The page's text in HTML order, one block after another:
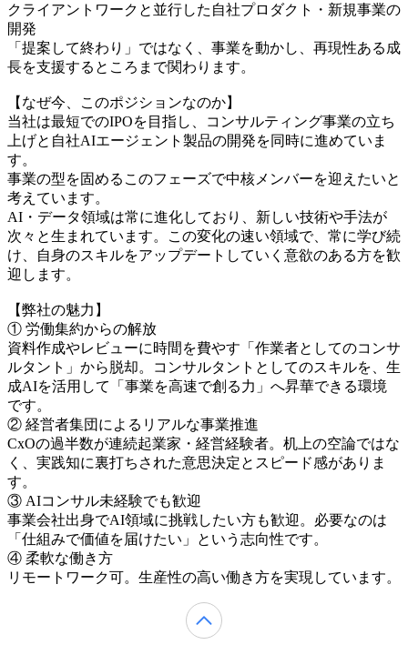
クライアントワークと並行した自社プロダクト・新規事業の
開発
「提案して終わり」ではなく、事業を動かし、再現性ある成
長を支援するところまで関わります。
【なぜ今、このポジションなのか】
当社は最短でのIPOを目指し、コンサルティング事業の立ち
上げと自社AIエージェント製品の開発を同時に進めていま
す。
事業の型を固めるこのフェーズで中核メンバーを迎えたいと
考えています。
AI・データ領域は常に進化しており、新しい技術や手法が
次々と生まれています。この変化の速い領域で、常に学び続
け、自身のスキルをアップデートしていく意欲のある方を歓
迎します。
【弊社の魅力】
① 労働集約からの解放
資料作成やレビューに時間を費やす「作業者としてのコンサ
ルタント」から脱却。コンサルタントとしてのスキルを、生
成AIを活用して「事業を高速で創る力」へ昇華できる環境
です。
② 経営者集団によるリアルな事業推進
CxOの過半数が連続起業家・経営経験者。机上の空論ではな
く、実践知に裏打ちされた意思決定とスピード感がありま
す。
③ AIコンサル未経験でも歓迎
事業会社出身でAI領域に挑戦したい方も歓迎。必要なのは
「仕組みで価値を届けたい」という志向性です。
④ 柔軟な働き方
リモートワーク可。生産性の高い働き方を実現しています。